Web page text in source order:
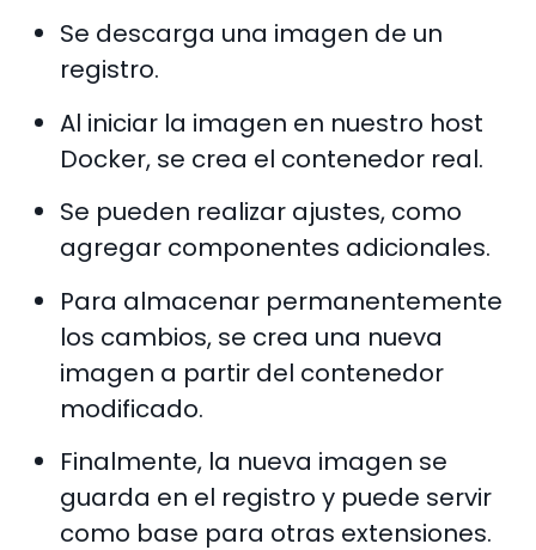
Se descarga una imagen de un
registro.
Al iniciar la imagen en nuestro host
Docker, se crea el contenedor real.
Se pueden realizar ajustes, como
agregar componentes adicionales.
Para almacenar permanentemente
los cambios, se crea una nueva
imagen a partir del contenedor
modificado.
Finalmente, la nueva imagen se
guarda en el registro y puede servir
como base para otras extensiones.